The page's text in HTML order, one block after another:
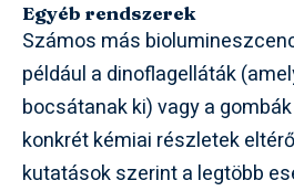
Egyéb rendszerek
Számos más
például a dinoflagelláták
bocsátanak ki) vagy a
konkrét kémiai részletek
kutatások szerint a legtöbb